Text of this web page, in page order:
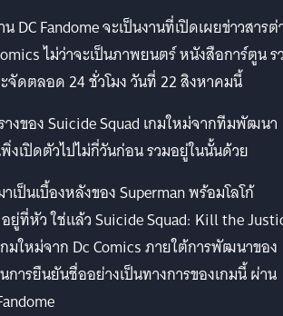
DC Fandome จะเป็นงานที่เปิดเผยข่าวสารต่
ไม่ว่าจะเป็นภาพยนตร์ หนังสือการ์ตูน ร
จัดตลอด 24 ชั่วโมง วันที่ 22 สิงหาคมนี้
งของ Suicide Squad เกมใหม่จากทีมพัฒนา
งเปิดตัวไปไม่กี่วันก่อน รวมอยู่ในนั้นด้วย
ป็นเบื้องหลังของ Superman พร้อมโลโก้
ยู่ที่หัว ใช่แล้ว Suicide Squad: Kill the
กมใหม่จาก Dc Comics ภายใต้การพัฒนาของ
การยืนยันชื่ออย่างเป็นทางการของเกมนี้ ผ่าน